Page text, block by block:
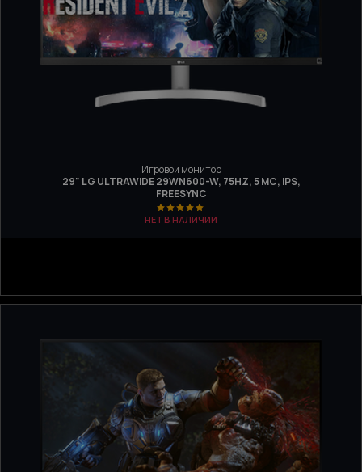
Игровой монитор
29" LG ULTRAWIDE 29WN600-W, 75HZ, 5 МС, IPS,
FREESYNC
НЕТ В НАЛИЧИИ